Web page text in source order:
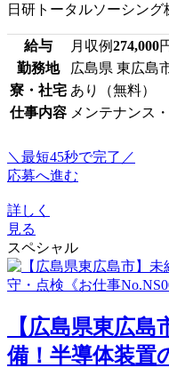
日研トータルソーシング
給与 月収例274,000
勤務地
広島県 東広島
寮・社宅 あり（無料）
仕事内容 メンテナンス
＼最短45秒で完了／
応募へ進む
詳しく
見る
スペシャル
【広島県東広
備！半導体装置